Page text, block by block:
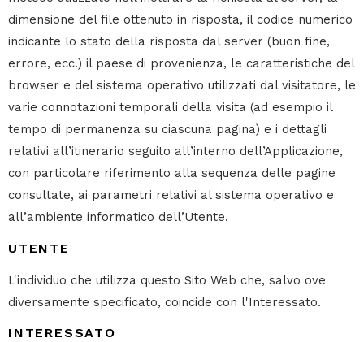
dimensione del file ottenuto in risposta, il codice numerico
indicante lo stato della risposta dal server (buon fine,
errore, ecc.) il paese di provenienza, le caratteristiche del
browser e del sistema operativo utilizzati dal visitatore, le
varie connotazioni temporali della visita (ad esempio il
tempo di permanenza su ciascuna pagina) e i dettagli
relativi all’itinerario seguito all’interno dell’Applicazione,
con particolare riferimento alla sequenza delle pagine
consultate, ai parametri relativi al sistema operativo e
all’ambiente informatico dell’Utente.
UTENTE
L'individuo che utilizza questo Sito Web che, salvo ove
diversamente specificato, coincide con l'Interessato.
INTERESSATO